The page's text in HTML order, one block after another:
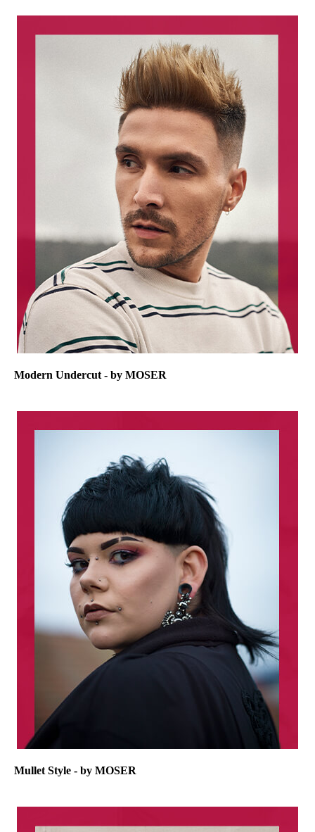
Modern Undercut - by MOSER
Mullet Style - by MOSER